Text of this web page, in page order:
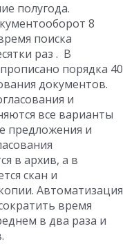
полугода.
8
поиска
раз . В
порядка 40
документов.
и
все варианты
предложения и
в архив, а в
скан и
Автоматизация
время
в два раза и